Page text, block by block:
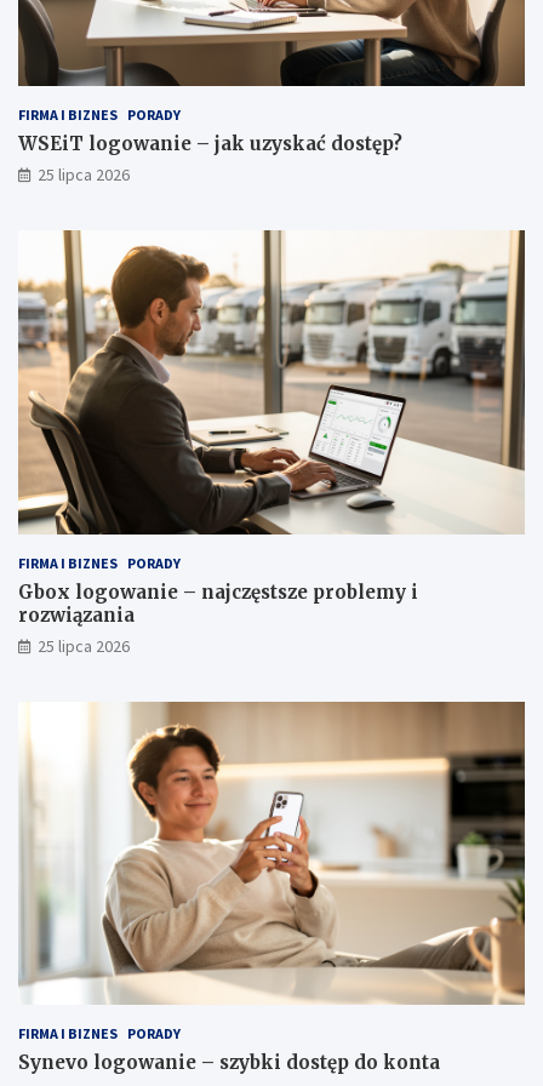
d
r
o
b
y
FIRMA I BIZNES PORADY
WSEiT logowanie – jak uzyskać dostęp?
25 lipca 2026
FIRMA I BIZNES PORADY
Gbox logowanie – najczęstsze problemy i
rozwiązania
25 lipca 2026
FIRMA I BIZNES PORADY
Synevo logowanie – szybki dostęp do konta